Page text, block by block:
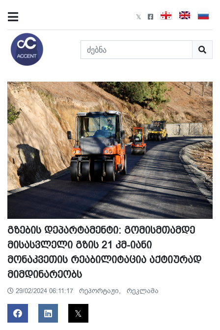
გზების დეპარტამენტი: გომისმთამდე
მისასვლელი გზის 21 კმ-იანი
მონაკვეთის რეაბილიტაცია აქტიურად
მიმდინარეობს
29/02/2024 06:11:17 რეპორტაჟი, რეკლამა